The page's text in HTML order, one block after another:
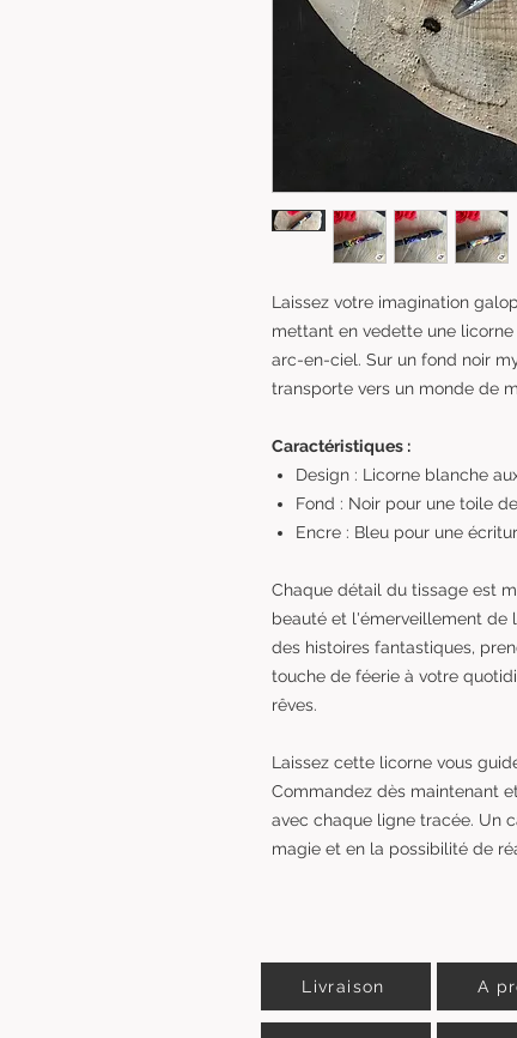
Laissez votre imagination
mettant en vedette une
arc-en-ciel. Sur un fond noir
transporte vers un monde de
Caractéristiques :
Design : Licorne blanche
Fond : Noir pour une toile
Encre : Bleu pour une
Chaque détail du tissage est
beauté et l'émerveillement de
des histoires fantastiques,
touche de féerie à votre
rêves.
Laissez cette licorne vous
Commandez dès maintenant
avec chaque ligne tracée. Un
magie et en la possibilité de
Livraison A